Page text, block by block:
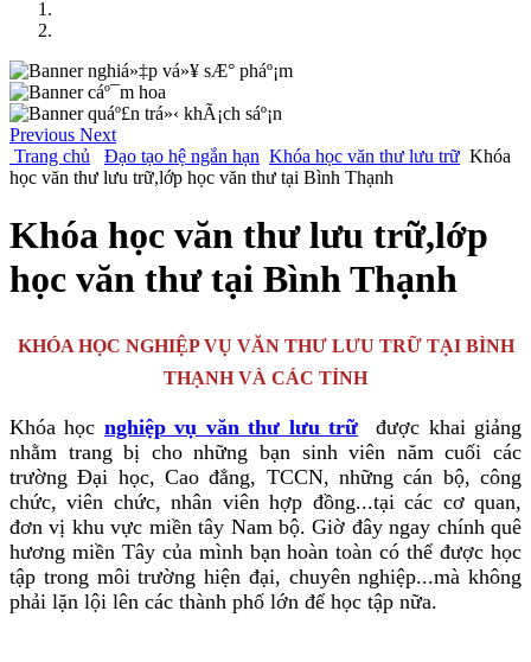
Previous Next
Trang chủ
Đạo tạo hệ ngắn hạn Khóa học văn thư lưu trữ Khóa
học văn thư lưu trữ,lớp học văn thư tại Bình Thạnh
Khóa học văn thư lưu trữ,lớp
học văn thư tại Bình Thạnh
KHÓA HỌC NGHIỆP VỤ VĂN THƯ LƯU TRỮ TẠI BÌNH
THẠNH VÀ CÁC TỈNH
Khóa học nghiệp vụ văn thư lưu trữ được khai giảng
nhằm trang bị cho những bạn sinh viên năm cuối các
trường Đại học, Cao đẳng, TCCN, những cán bộ, công
chức, viên chức, nhân viên hợp đồng...tại các cơ quan,
đơn vị khu vực miền tây Nam bộ. Giờ đây ngay chính quê
hương miền Tây của mình bạn hoàn toàn có thể được học
tập trong môi trường hiện đại, chuyên nghiệp...mà không
phải lặn lội lên các thành phố lớn để học tập nữa.